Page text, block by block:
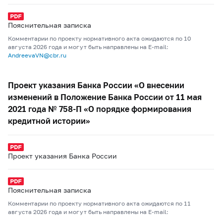
Пояснительная записка
Комментарии по проекту нормативного акта ожидаются по 10
августа 2026 года и могут быть направлены на E-mail:
AndreevaVN@cbr.ru
Проект указания Банка России «О внесении
изменений в Положение Банка России от 11 мая
2021 года № 758-П «О порядке формирования
кредитной истории»
Проект указания Банка России
Пояснительная записка
Комментарии по проекту нормативного акта ожидаются по 11
августа 2026 года и могут быть направлены на E-mail: